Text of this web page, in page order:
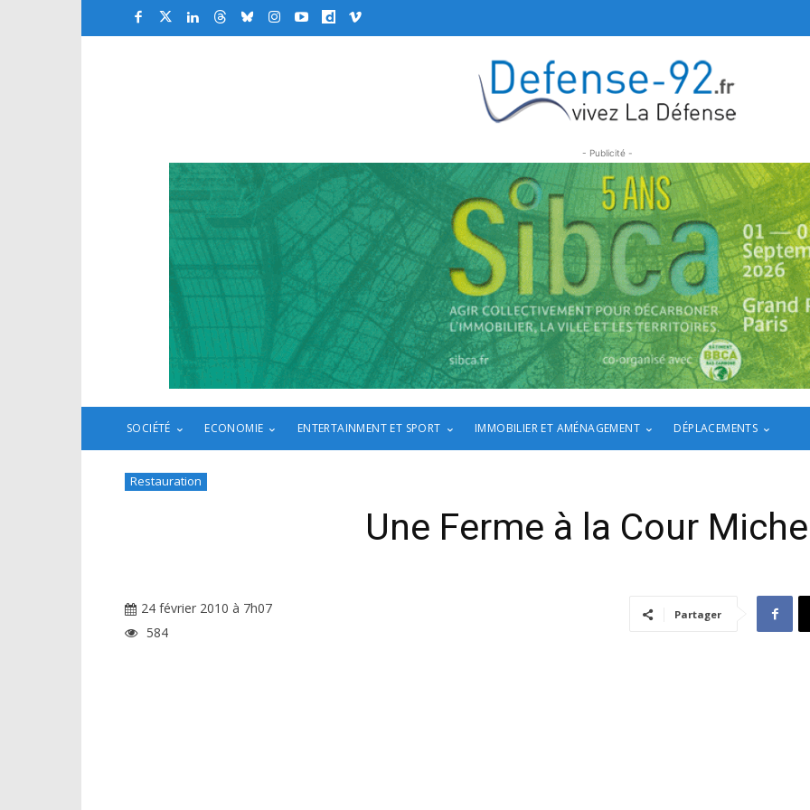
- Publicité -
SOCIÉTÉ ECONOMIE ENTERTAINMENT ET SPORT IMMOBILIER ET AMÉNAGEMENT DÉPLACEMENTS
Restauration
Une Ferme à la Cour
24 février 2010 à 7h07
584
Partager